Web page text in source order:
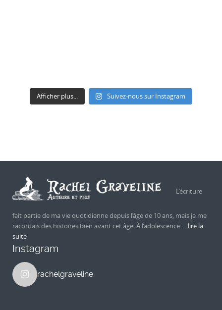
Afficher plus... Suivez-nous sur Instagram
L’écriture
fait partie de ma vie quotidienne depuis l’âge de 10 ans, mais je me
racontais des histoires bien avant cet âge. À l’adolescence … lire la
suite
Instagram
rachelgraveline